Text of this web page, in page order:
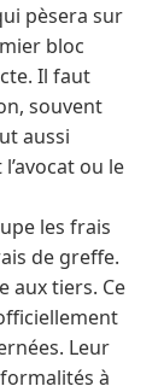
pèsera sur
bloc
Il faut
souvent
aussi
ou le
les frais
de greffe.
aux tiers. Ce
Leur
à